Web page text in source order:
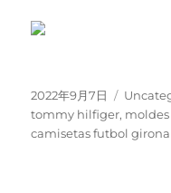
Publicado
el
2022年9月7日
tommy hilfiger,
camisetas futbol girona